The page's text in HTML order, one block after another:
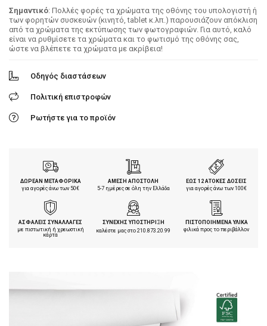
Σημαντικό: Πολλές φορές τα χρώματα της οθόνης του υπολογιστή ή
των φορητών συσκευών (κινητό, tablet κ.λπ.) παρουσιάζουν απόκλιση
από τα χρώματα της εκτύπωσης των φωτογραφιών. Για αυτό, καλό
είναι να ρυθμίσετε τα χρώματα και το φωτισμό της οθόνης σας,
ώστε να βλέπετε τα χρώματα με ακρίβεια!
Οδηγός διαστάσεων
Πολιτική επιστροφών
Ρωτήστε για το προϊόν
ΔΩΡΕΑΝ ΜΕΤΑΦΟΡΙΚΑ
για αγορές άνω των 50€
ΑΜΕΣΗ ΑΠΟΣΤΟΛΗ
5-7 ημέρες σε όλη την Ελλάδα
ΕΩΣ 12 ΑΤΟΚΕΣ ΔΟΣΕΙΣ
για αγορές άνω των 100€
ΑΣΦΑΛΕΙΣ ΣΥΝΑΛΛΑΓΕΣ
με πιστωτική ή χρεωστική
κάρτα
ΣΥΝΕΧΗΣ ΥΠΟΣΤΗΡΙΞΗ
καλέστε μας στο210.873.20.99
ΠΙΣΤΟΠΟΙΗΜΕΝΑ ΥΛΙΚΑ
φιλικά προς το περιβάλλον